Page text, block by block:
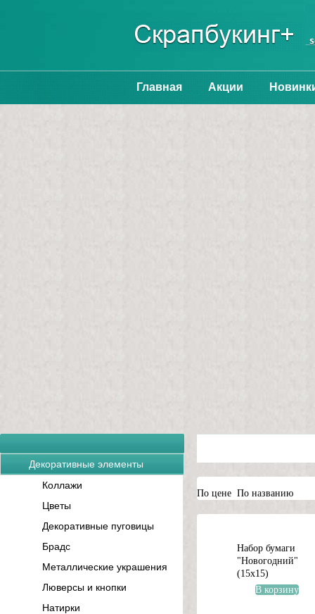
Главная Акции
Декоративные элементы
Коллажи
Цветы
Декоративные пуговицы
Брадс
Металлические украшения
Люверсы и кнопки
Натирки
По цене По названию
Набор бумаги
"Новогодний"
(15х15)
В корзину